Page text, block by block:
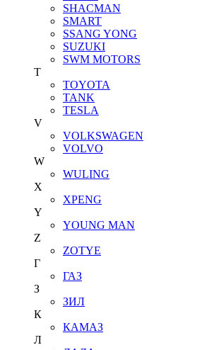
SHACMAN
SMART
SSANG YONG
SUZUKI
SWM MOTORS
T
TOYOTA
TANK
TESLA
V
VOLKSWAGEN
VOLVO
W
WULING
X
XPENG
Y
YOUNG MAN
Z
ZOTYE
Г
ГАЗ
З
ЗИЛ
К
КАМАЗ
Л